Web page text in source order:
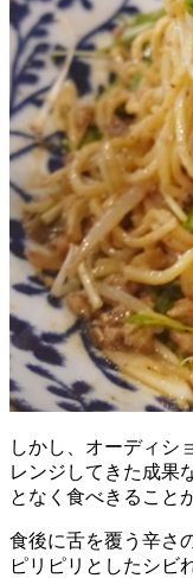
しかし、オーディシ
レンジしてきた成果
となく食べきること
食後に舌を覆う辛さ
ピリピリとしたシビ